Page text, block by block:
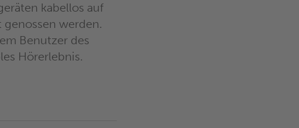
kabellos auf
werden.
Benutzer des
Hörerlebnis.